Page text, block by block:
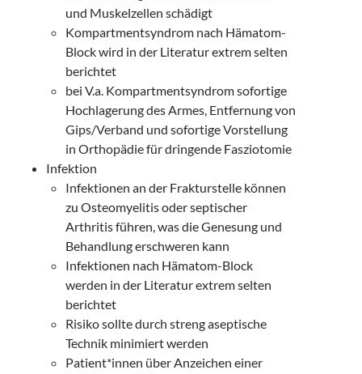
und Muskelzellen schädigt
Kompartmentsyndrom nach Hämatom-
Block wird in der Literatur extrem selten
berichtet
bei V.a. Kompartmentsyndrom sofortige
Hochlagerung des Armes, Entfernung von
Gips/Verband und sofortige Vorstellung
in Orthopädie für dringende Fasziotomie
Infektion
Infektionen an der Frakturstelle können
zu Osteomyelitis oder septischer
Arthritis führen, was die Genesung und
Behandlung erschweren kann
Infektionen nach Hämatom-Block
werden in der Literatur extrem selten
berichtet
Risiko sollte durch streng aseptische
Technik minimiert werden
Patient*innen über Anzeichen einer